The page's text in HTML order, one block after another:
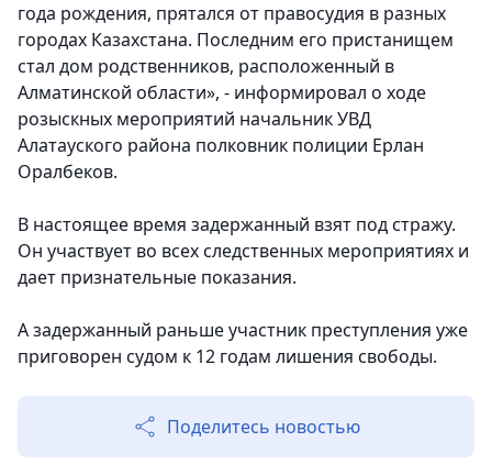
года рождения, прятался от правосудия в разных
городах Казахстана. Последним его пристанищем
стал дом родственников, расположенный в
Алматинской области», - информировал о ходе
розыскных мероприятий начальник УВД
Алатауского района полковник полиции Ерлан
Оралбеков.
В настоящее время задержанный взят под стражу.
Он участвует во всех следственных мероприятиях и
дает признательные показания.
А задержанный раньше участник преступления уже
приговорен судом к 12 годам лишения свободы.
Поделитесь новостью